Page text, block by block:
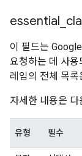
essential
이 필드는
요청하는 데 사
레임의 전체 목록
자세한 내용은
유형 필수